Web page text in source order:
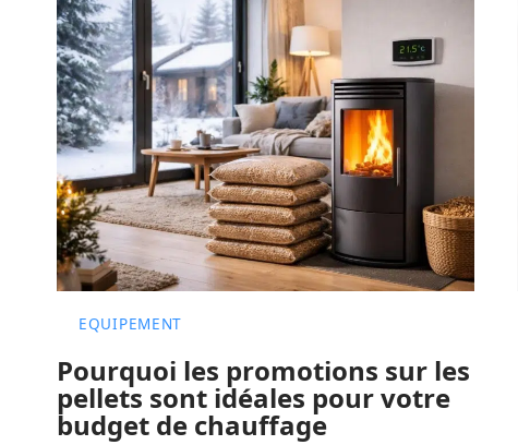
EQUIPEMENT
Pourquoi les promotions sur les
pellets sont idéales pour votre
budget de chauffage